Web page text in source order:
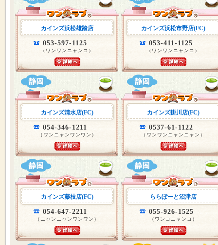
カインズ浜松雄踏店
053-597-1125
（ワンワンニャンコ）
カインズ浜松市野店(FC)
053-411-1125
（ワンワンニャンコ）
カインズ清水店(FC)
054-346-1211
（ワンニャンワンワン）
カインズ掛川店(FC)
0537-61-1122
（ワンワンニャンニャン）
カインズ藤枝店(FC)
054-647-2211
（ニャンニャンワンワン）
ららぽーと沼津店
055-926-1525
（ワンコニャンコ）